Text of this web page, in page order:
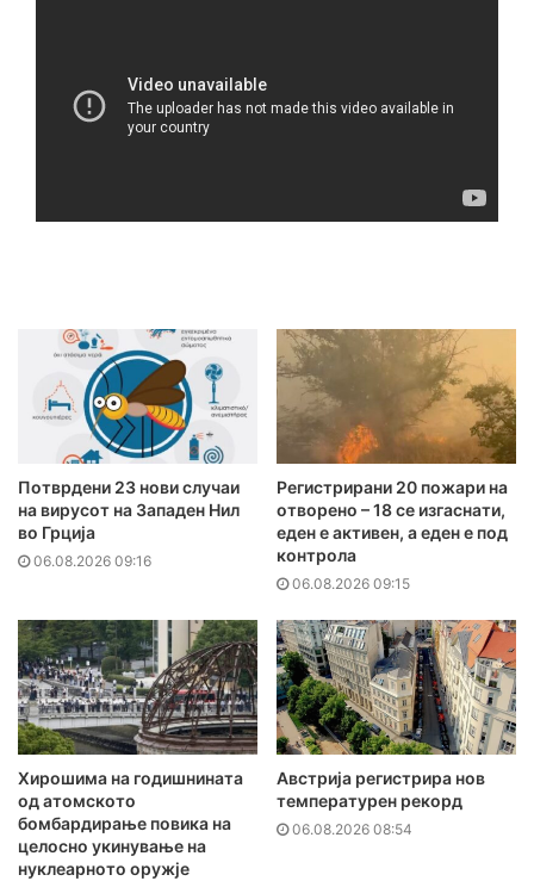
Потврдени 23 нови случаи
на вирусот на Западен Нил
во Грција
06.08.2026 09:16
Регистрирани 20 пожари на
отворено – 18 се изгаснати,
еден е активен, а еден е под
контрола
06.08.2026 09:15
Хирошима на годишнината
од атомското
бомбардирање повика на
целосно укинување на
нуклеарното оружје
Австрија регистрира нов
температурен рекорд
06.08.2026 08:54